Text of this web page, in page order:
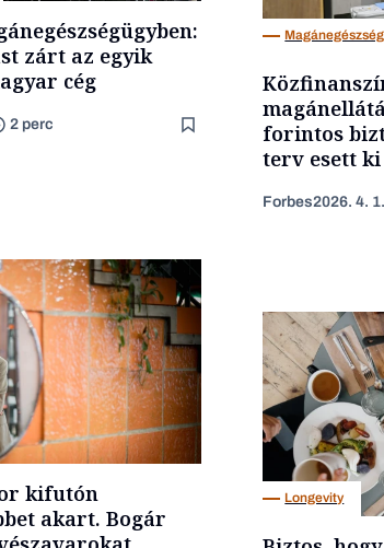
zárt az egyik
cég
2 perc
forintos
terv esett
Forbes2026. 4.
kifutón
akart. Bogár
Longevity